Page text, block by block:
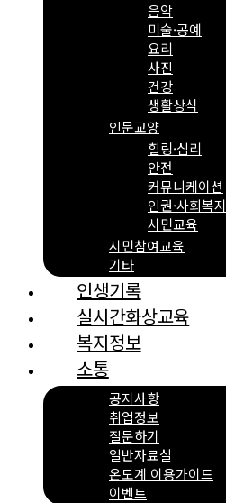
음악
미술·공예
요리
사진
건강
생활상식
인문교양
힐링·심리
안전
커뮤니케이션
인권·사회복지
시민교육
시민참여교육
기타
인생기록
실시간화상교육
복지정보
소통
공지사항
취업정보
질문하기
일반자료실
온도계 이용가이드
이벤트